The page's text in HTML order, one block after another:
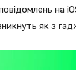
на
як з